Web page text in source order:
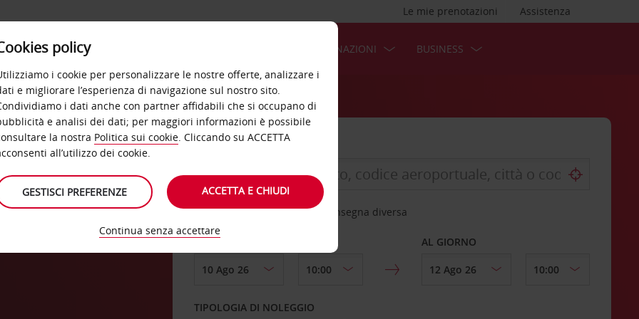
Assistenza
Le mie prenotazioni
OFFERTE DESTINAZIONI BUSINESS
Scegli una località di riconsegna diversa
DAL GIORNO AL GIORNO
TIPOLOGIA DI NOLEGGIO
policy
i cookie per personalizzare le nostre offerte, analizzare i
e migliorare l’esperienza di navigazione sul nostro sito.
i dati anche con partner affidabili che si occupano di
e analisi dei dati; per maggiori informazioni è possibile
la nostra Politica sui cookie. Cliccando su ACCETTA
all’utilizzo dei cookie.
GESTISCI PREFERENZE ACCETTA E CHIUDI
Continua senza accettare